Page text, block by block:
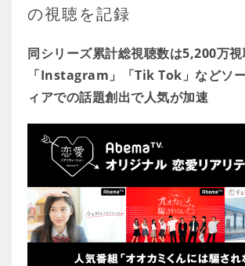
の視聴を記録
同シリーズ累計総視聴数は5,200万
「Instagram」「Tik Tok」などソ
ィアでの話題創出で人気が加速